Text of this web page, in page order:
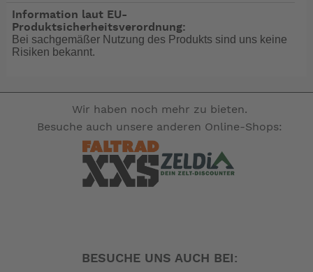
• Schützt das Ansaugsystem Ihres Motors.
• Perfekt für die Winterlagerung.
• Lieferbar in verschiedenen Grössen für alle Motoren
Information laut EU-
Produktsicherheitsverordnung:
Bei sachgemäßer Nutzung des Produkts sind uns keine
Risiken bekannt.
Wir haben noch mehr zu bieten.
Besuche auch unsere anderen Online-Shops:
BESUCHE UNS AUCH BEI: